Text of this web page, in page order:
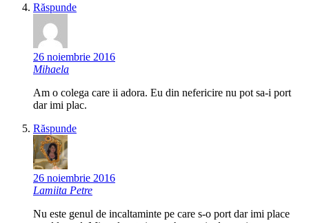
Răspunde
26 noiembrie 2016
Mihaela
Am o colega care ii adora. Eu din nefericire nu pot sa-i port
dar imi plac.
Răspunde
26 noiembrie 2016
Lamiita Petre
Nu este genul de incaltaminte pe care s-o port dar imi place